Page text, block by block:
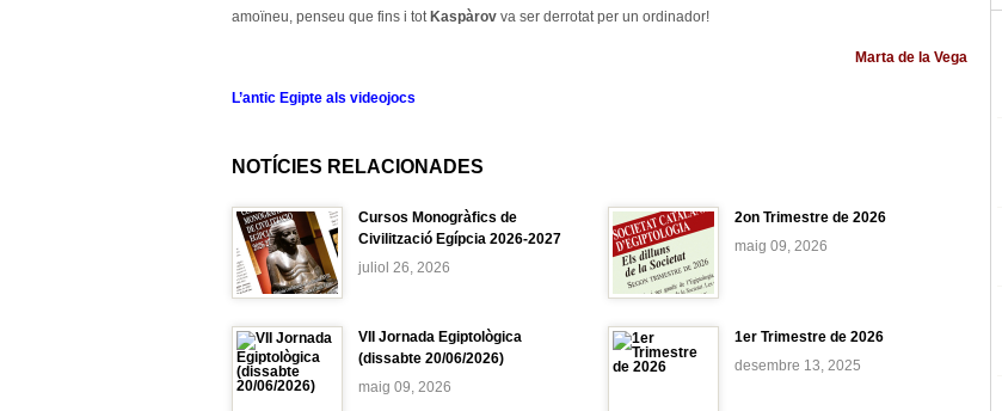
amoïneu, penseu que fins i tot Kaspàrov va ser derrotat per un ordinador!
Marta de la Vega
L’antic Egipte als videojocs
NOTÍCIES RELACIONADES
Cursos Monogràfics de
Civilització Egípcia 2026-2027
juliol 26, 2026
2on Trimestre de 2026
maig 09, 2026
VII Jornada Egiptològica
(dissabte 20/06/2026)
maig 09, 2026
1er Trimestre de 2026
desembre 13, 2025